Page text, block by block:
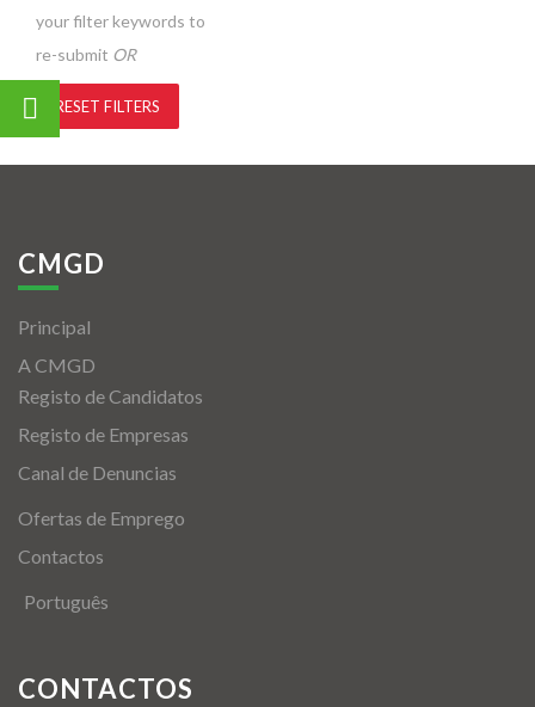
your filter keywords to
re-submit OR
RESET FILTERS
CMGD
Principal
A CMGD
Registo de Candidatos
Registo de Empresas
Canal de Denuncias
Ofertas de Emprego
Contactos
Português
CONTACTOS